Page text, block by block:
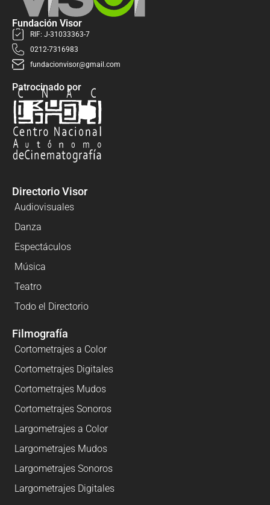
Fundación Visor
RIF: J-31033363-7
0212-7316983
fundacionvisor@gmail.com
Patrocinado por
Directorio Visor
Audiovisuales
Danza
Espectáculos
Música
Teatro
Todo el Directorio
Filmografía
Cortometrajes a Color
Cortometrajes Digitales
Cortometrajes Mudos
Cortometrajes Sonoros
Largometrajes a Color
Largometrajes Mudos
Largometrajes Sonoros
Largometrajes Digitales